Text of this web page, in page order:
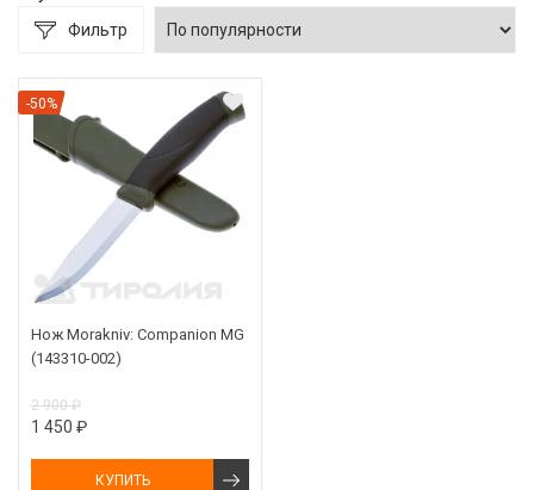
Фильтр
-50%
Нож Morakniv: Companion MG
(143310-002)
2 900 ₽
1 450 ₽
КУПИТЬ